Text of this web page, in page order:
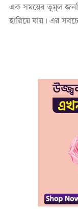
এক সময়ের তুমুল
হারিয়ে যায়। এর